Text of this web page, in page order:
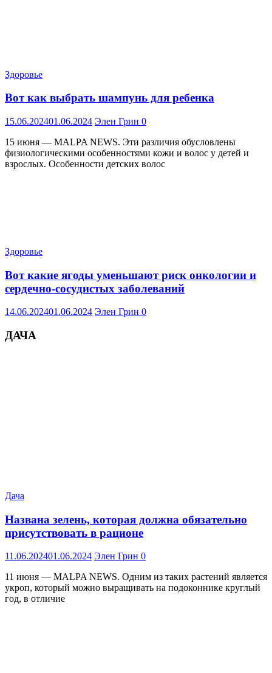
Здоровье
Вот как выбрать шампунь для ребенка
15.06.202401.06.2024 Элен Грин 0
15 июня — MALPA NEWS. Эти различия обусловлены
физиологическими особенностями кожи и волос у детей и
взрослых. Особенности детских волос
Здоровье
Вот какие ягоды уменьшают риск онкологии и
сердечно-сосудистых заболеваний
14.06.202401.06.2024 Элен Грин 0
ДАЧА
Дача
Названа зелень, которая должна обязательно
присутствовать в рационе
11.06.202401.06.2024 Элен Грин 0
11 июня — MALPA NEWS. Одним из таких растений является
укроп, который можно выращивать на подоконнике круглый
год, в отличие